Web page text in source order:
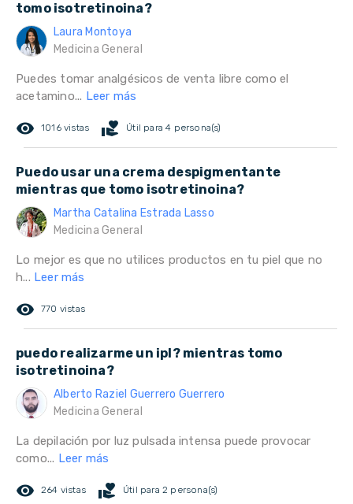
tomo isotretinoina?
Laura Montoya
Medicina General
Puedes tomar analgésicos de venta libre como el
acetamino... Leer más
remove_red_eye 1016 vistas volunteer_activism Útil para 4 persona(s)
Puedo usar una crema despigmentante
mientras que tomo isotretinoina?
Martha Catalina Estrada Lasso
Medicina General
Lo mejor es que no utilices productos en tu piel que no
h... Leer más
remove_red_eye 770 vistas
puedo realizarme un ipl? mientras tomo
isotretinoina?
Alberto Raziel Guerrero Guerrero
Medicina General
La depilación por luz pulsada intensa puede provocar
como... Leer más
remove_red_eye 264 vistas volunteer_activism Útil para 2 persona(s)